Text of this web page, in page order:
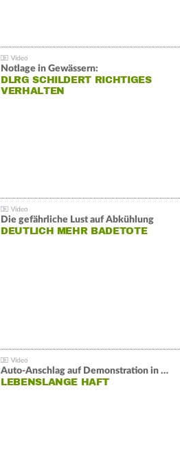
Notlage in Gewässern:
DLRG SCHILDERT RICHTIGES
VERHALTEN
Die gefährliche Lust auf Abkühlung
DEUTLICH MEHR BADETOTE
Auto-Anschlag auf Demonstration in München:
LEBENSLANGE HAFT